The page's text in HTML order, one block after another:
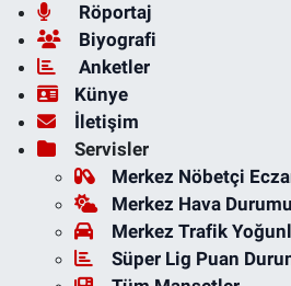
Röportaj
Biyografi
Anketler
Künye
İletişim
Servisler
Merkez Nöbetçi
Merkez Hava Durumu
Merkez Trafik
Süper Lig Puan